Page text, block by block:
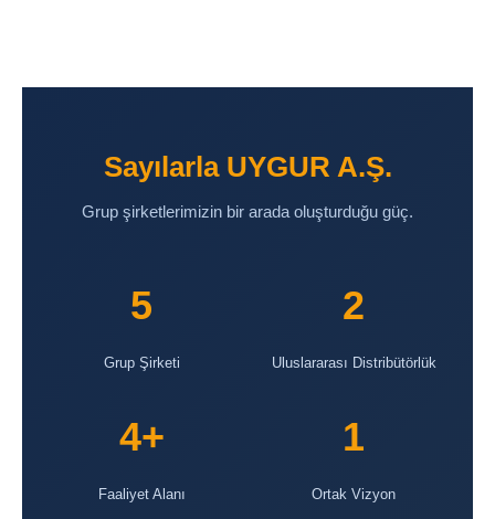
Sayılarla UYGUR A.Ş.
Grup şirketlerimizin bir arada oluşturduğu güç.
5
Grup Şirketi
2
Uluslararası Distribütörlük
4+
Faaliyet Alanı
1
Ortak Vizyon